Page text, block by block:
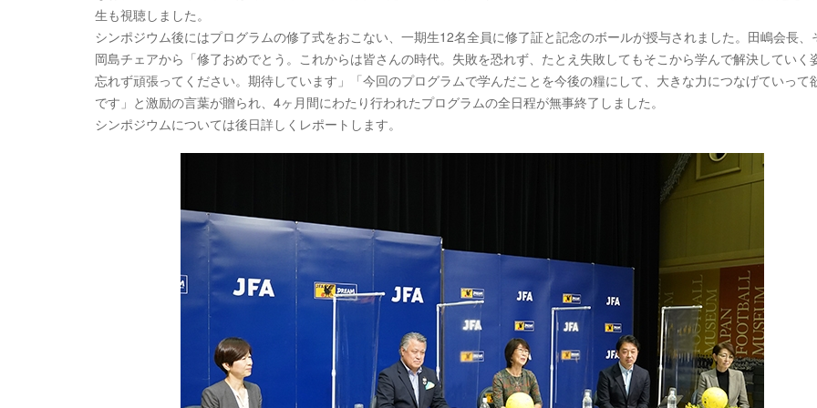
生も視聴しました。
シンポジウム後にはプログラムの修了式をおこない、一期生12名全員に修了証と記念のボールが授与されました。田嶋会長、
岡島チェアから「修了おめでとう。これからは皆さんの時代。失敗を恐れず、たとえ失敗してもそこから学んで解決していく
忘れず頑張ってください。期待しています」「今回のプログラムで学んだことを今後の糧にして、大きな力につなげていって
です」と激励の言葉が贈られ、4ヶ月間にわたり行われたプログラムの全日程が無事終了しました。
シンポジウムについては後日詳しくレポートします。